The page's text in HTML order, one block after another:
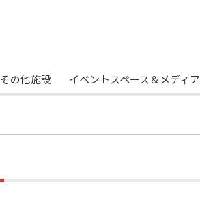
その他施設 イベントスペース＆メディア